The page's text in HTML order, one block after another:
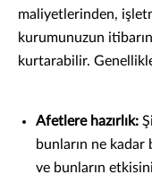
maliyetlerinden,
kurumunuzun
kurtarabilir.
Afetlere hazırlık:
bunların ne
ve bunların